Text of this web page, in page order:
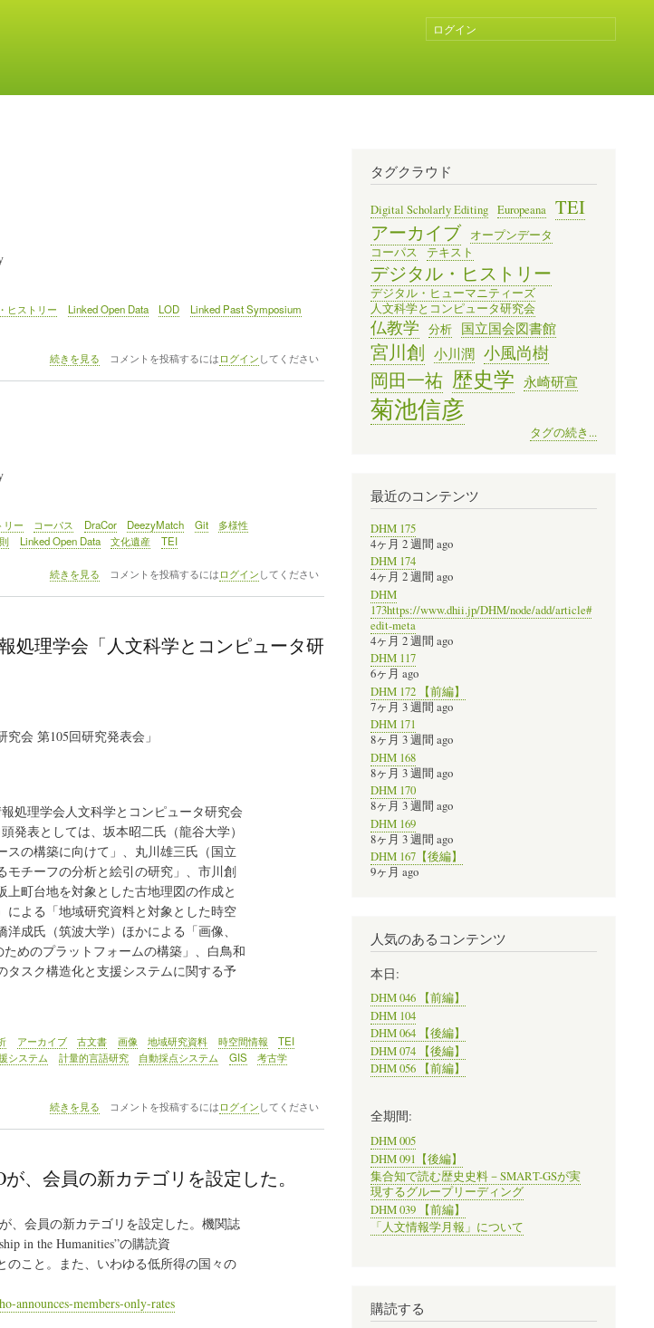
ユ
ー
ン
ト
メ
ニ
ュ
ー
ログイン
ヒストリー Linked Open Data LOD
Linked Past Symposium
DHM
続きを見る コメントを投稿するには ログイン してください
リー コーパス DraCor DeezyMatch Git
多様性
Linked Open Data 文化遺産 TEI
DHM
の
続きを見る コメントを投稿するには ログイン してください
処理学会「人文科学とコンピュータ研
会 第105回研究発表会」
処理学会人文科学とコンピュータ研究会
発表としては、坂本昭二氏（龍谷大学）
の構築に向けて」、丸川雄三氏（国立
モチーフの分析と絵引の研究」、市川創
町台地を対象とした古地理図の作成と
よる「地域研究資料と対象とした時空
成氏（筑波大学）ほかによる「画像、
めのプラットフォームの構築」、白鳥和
タスク構造化と支援システムに関する予
アーカイブ 古文書 画像 地域研究資料 時空間情報
TEI
システム 計量的言語研究 自動採点システム GIS
考古学
◇
レ
ト
（1）
報
理
続きを見る コメントを投稿するには ログイン してください
、会員の新カテゴリを設定した。
、会員の新カテゴリを設定した。機関誌
in the Humanities”の購読資
こと。また、いわゆる低所得の国々の
announces-members-only-rates
タグクラウド
Digital Scholarly Editing Europeana
TEI
アーカイブ
オープンデータ
コーパス
テキスト
デジタル・ヒストリー
デジタル・ヒューマニティーズ
人文科学とコンピュータ研究会
仏教学 分析 国立国会図書館
宮川創 小川潤 小風尚樹
岡田一祐 歴史学 永崎研宣
菊池信彦
タグの続き...
最近のコンテンツ
DHM 175
4ヶ月 2 週間 ago
DHM 174
4ヶ月 2 週間 ago
DHM
173https://www.dhii.jp/DHM/node/add/article#
edit-meta
4ヶ月 2 週間 ago
DHM 117
6ヶ月 ago
DHM 172 【前編】
7ヶ月 3 週間 ago
DHM 171
8ヶ月 3 週間 ago
DHM 168
8ヶ月 3 週間 ago
DHM 170
8ヶ月 3 週間 ago
DHM 169
8ヶ月 3 週間 ago
DHM 167【後編】
9ヶ月 ago
人気のあるコンテンツ
本日:
DHM 046 【前編】
DHM 104
DHM 064 【後編】
DHM 074 【後編】
DHM 056 【前編】
全期間:
DHM 005
DHM 091【後編】
集合知で読む歴史史料－SMART-GSが実
現するグループリーディング
DHM 039 【前編】
「人文情報学月報」について
購読する